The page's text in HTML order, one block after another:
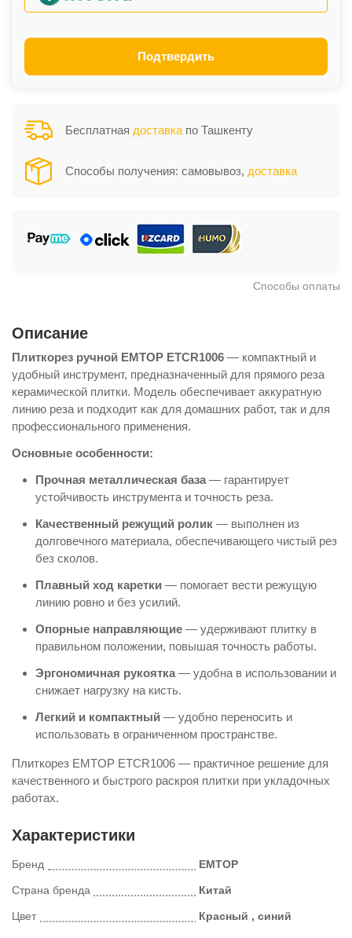
Подтвердить
Бесплатная доставка по Ташкенту
Способы получения: самовывоз, доставка
Способы оплаты
Описание
Плиткорез ручной EMTOP ETCR1006 — компактный и
удобный инструмент, предназначенный для прямого реза
керамической плитки. Модель обеспечивает аккуратную
линию реза и подходит как для домашних работ, так и для
профессионального применения.
Основные особенности:
Прочная металлическая база — гарантирует
устойчивость инструмента и точность реза.
Качественный режущий ролик — выполнен из
долговечного материала, обеспечивающего чистый рез
без сколов.
Плавный ход каретки — помогает вести режущую
линию ровно и без усилий.
Опорные направляющие — удерживают плитку в
правильном положении, повышая точность работы.
Эргономичная рукоятка — удобна в использовании и
снижает нагрузку на кисть.
Легкий и компактный — удобно переносить и
использовать в ограниченном пространстве.
Плиткорез EMTOP ETCR1006 — практичное решение для
качественного и быстрого раскроя плитки при укладочных
работах.
Характеристики
Бренд EMTOP
Страна бренда Китай
Цвет Красный , синий